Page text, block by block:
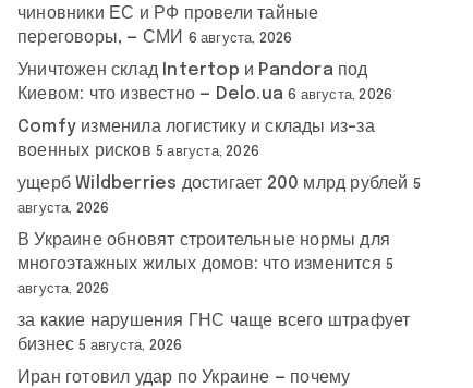
чиновники ЕС и РФ провели тайные
переговоры, — СМИ
6 августа, 2026
Уничтожен склад Intertop и Pandora под
Киевом: что известно — Delo.ua 6 августа, 2026
Comfy изменила логистику и склады из-за
военных рисков 5 августа, 2026
ущерб Wildberries достигает 200 млрд рублей 5
августа, 2026
В Украине обновят строительные нормы для
многоэтажных жилых домов: что изменится 5
августа, 2026
за какие нарушения ГНС чаще всего штрафует
бизнес 5 августа, 2026
Иран готовил удар по Украине — почему